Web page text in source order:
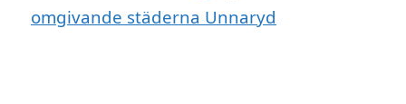
omgivande städerna Unnaryd